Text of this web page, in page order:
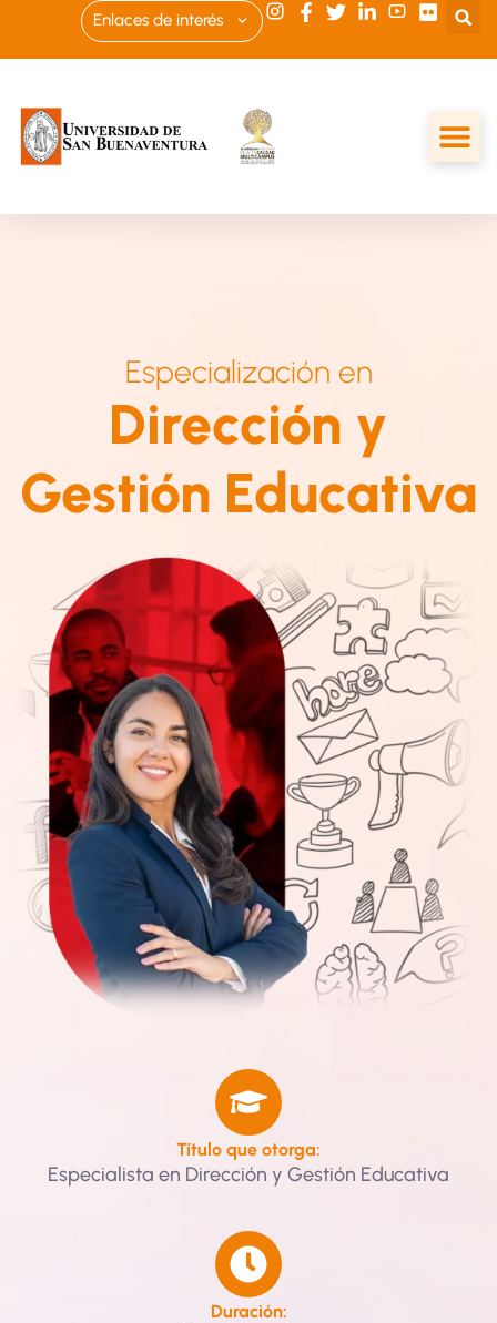
Enlaces de interés
Especialización en
Dirección y
Gestión Educativa
Título que otorga:
Especialista en Dirección y Gestión Educativa
Duración: